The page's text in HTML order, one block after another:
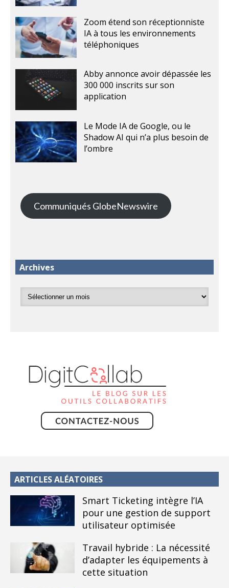
Zoom étend son réceptionniste
IA à tous les environnements
téléphoniques
Abby annonce avoir dépassée les
300 000 inscrits sur son
application
Le Mode IA de Google, ou le
Shadow AI qui n’a plus besoin de
l’ombre
Communiqués GlobeNewswire
Archives
ARTICLES ALÉATOIRES
Smart Ticketing intègre l’IA
pour une gestion de support
utilisateur optimisée
Travail hybride : La nécessité
d’adapter les équipements à
cette situation